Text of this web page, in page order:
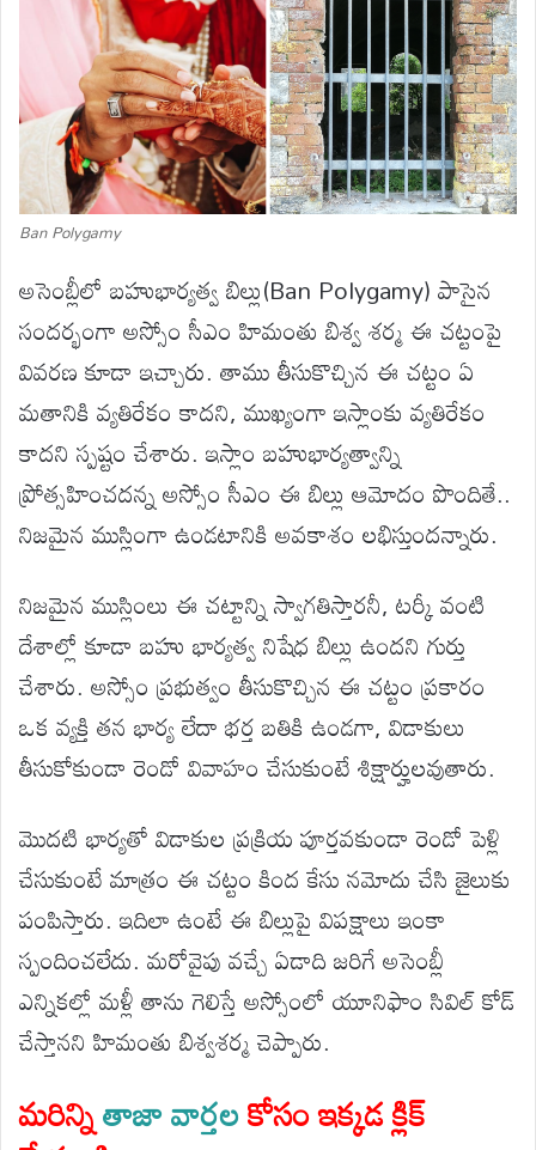
Ban Polygamy
అసెంబ్లీలో బహుభార్యత్వ బిల్లు(Ban Polygamy) పాసైన
సందర్భంగా అస్సోం సీఎం హిమంతు బిశ్వ శర్మ ఈ చట్టంపై
వివరణ కూడా ఇచ్చారు. తాము తీసుకొచ్చిన ఈ చట్టం ఏ
మతానికి వ్యతిరేకం కాదని, ముఖ్యంగా ఇస్లాంకు వ్యతిరేకం
కాదని స్పష్టం చేశారు. ఇస్లాం బహుభార్యత్వాన్ని
ప్రోత్సహించదన్న అస్సోం సీఎం ఈ బిల్లు ఆమోదం పొందితే..
నిజమైన ముస్లింగా ఉండటానికి అవకాశం లభిస్తుందన్నారు.
నిజమైన ముస్లింలు ఈ చట్టాన్ని స్వాగతిస్తారనీ, టర్కీ వంటి
దేశాల్లో కూడా బహు భార్యత్వ నిషేధ బిల్లు ఉందని గుర్తు
చేశారు. అస్సోం ప్రభుత్వం తీసుకొచ్చిన ఈ చట్టం ప్రకారం
ఒక వ్యక్తి తన భార్య లేదా భర్త బతికి ఉండగా, విడాకులు
తీసుకోకుండా రెండో వివాహం చేసుకుంటే శిక్షార్హులవుతారు.
మొదటి భార్యతో విడాకుల ప్రక్రియ పూర్తవకుండా రెండో పెళ్లి
చేసుకుంటే మాత్రం ఈ చట్టం కింద కేసు నమోదు చేసి జైలుకు
పంపిస్తారు. ఇదిలా ఉంటే ఈ బిల్లుపై విపక్షాలు ఇంకా
స్పందించలేదు. మరోవైపు వచ్చే ఏడాది జరిగే అసెంబ్లీ
ఎన్నికల్లో మళ్లీ తాను గెలిస్తే అస్సోంలో యూనిఫాం సివిల్ కోడ్
చేస్తానని హిమంతు బిశ్వశర్మ చెప్పారు.
మరిన్నితాజా వార్తలకోసం ఇక్కడ క్లిక్